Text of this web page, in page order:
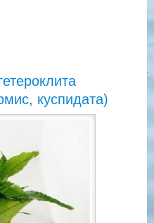
куспидата)